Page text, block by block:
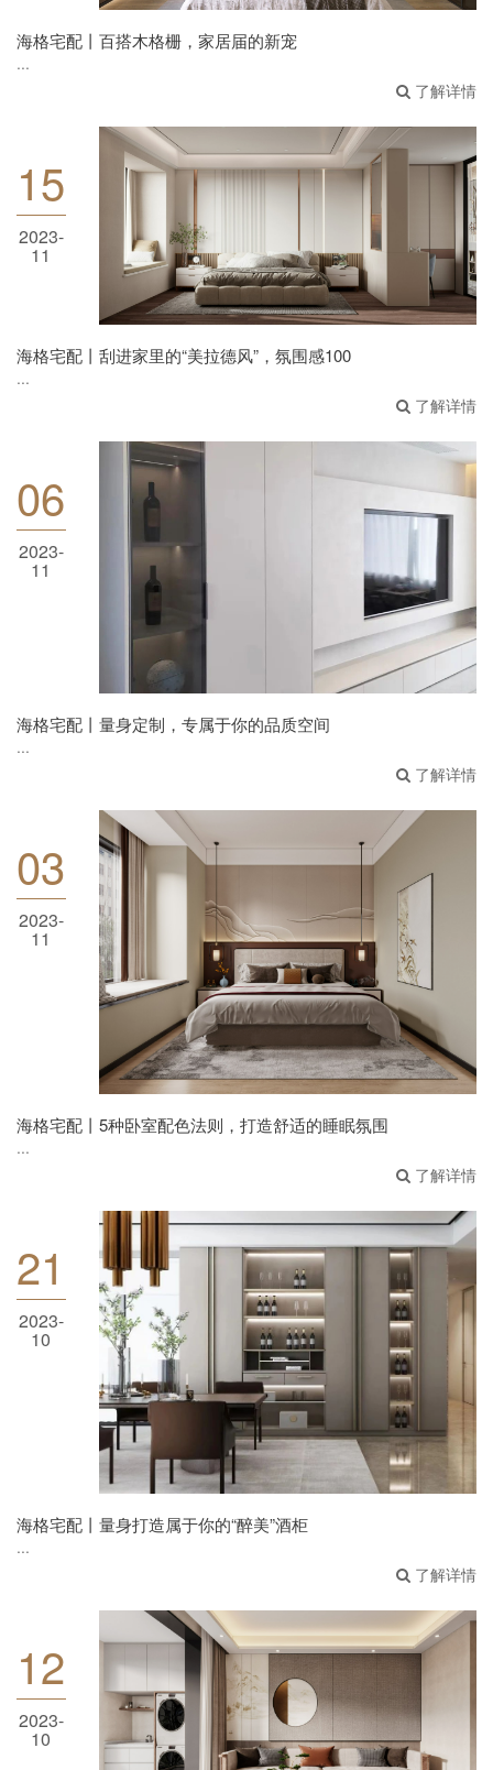
海格宅配丨百搭木格栅，家居届的新宠
...
了解详情
15
2023-
11
海格宅配丨刮进家里的“美拉德风”，氛围感100
海格宅配丨刮进家里的“美拉德风”，氛围感100
...
了解详情
06
2023-
11 海格宅配丨量身定制，专属于你的品质空间
海格宅配丨量身定制，专属于你的品质空间
...
了解详情
03
2023-
11
海格宅配丨5种卧室配色法则，打造舒适的睡眠
氛围
海格宅配丨5种卧室配色法则，打造舒适的睡眠氛围
...
了解详情
21
2023-
10 海格宅配丨量身打造属于你的“醉美”酒柜
海格宅配丨量身打造属于你的“醉美”酒柜
...
了解详情
12
2023-
10 海格宅配丨新中式背景墙，让国风走进生活